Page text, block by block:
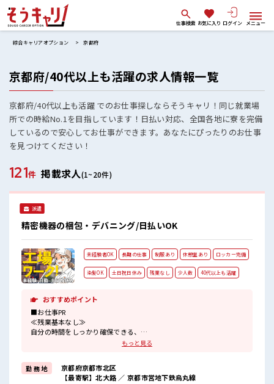
仕事検索 お気に入り ログイン メニュー
綜合キャリアオプション 京都府
京都府/40代以上も活躍の求人情報一覧
京都府/40代以上も活躍 でのお仕事探しならそうキャリ！同じ就業場
所での時給No.1を目指しています！日払い対応、全国各地に寮を完備
しているので安心してお仕事ができます。あなたにぴったりのお仕事
を見つけてください！
121件 掲載求人(1~20件)
派遣
精密機器の梱包・デバニング/日払いOK
未経験者OK 長期の仕事 制服あり 休憩室あり ロッカー完備
染髪OK 土日祝日休み 残業なし 少人数 40代以上も活躍
おすすめポイント
■お仕事PR
≪残業基本なし≫
自分の時間をしっかり確保できる、
≪週休2日制≫
週末は家族や友人と一緒にプライベート満喫！
≪モチベーションもUP≫
もっと見る
勤 務 地
京都府京都市北区
【最寄駅】北大路 ／ 京都市営地下鉄烏丸線